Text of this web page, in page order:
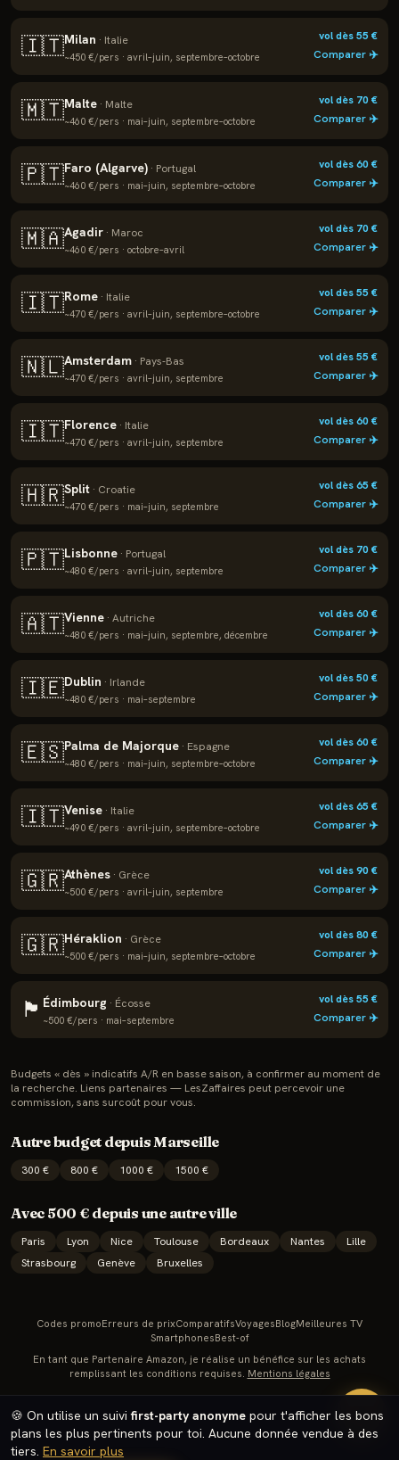
🇮🇹Milan · Italie
~450 €/pers · avril–juin, septembre–octobre
vol dès55 €
Comparer ✈️
🇲🇹Malte · Malte
~460 €/pers · mai–juin, septembre–octobre
vol dès 70€
Comparer ✈️
🇵🇹Faro (Algarve) · Portugal
~460 €/pers · mai–juin, septembre–octobre
vol dès60€
Comparer ✈️
🇲🇦Agadir · Maroc
~460 €/pers · octobre–avril
vol dès 70€
Comparer ✈️
🇮🇹Rome · Italie
~470 €/pers · avril–juin, septembre–octobre
vol dès55 €
Comparer ✈️
🇳🇱Amsterdam · Pays-Bas
~470 €/pers · avril–juin, septembre
vol dès55 €
Comparer ✈️
🇮🇹Florence · Italie
~470 €/pers · avril–juin, septembre
vol dès60€
Comparer ✈️
🇭🇷Split · Croatie
~470 €/pers · mai–juin, septembre
vol dès65 €
Comparer ✈️
🇵🇹Lisbonne · Portugal
~480 €/pers · avril–juin, septembre
vol dès 70€
Comparer ✈️
🇦🇹Vienne · Autriche
~480 €/pers · mai–juin, septembre, décembre
vol dès60€
Comparer ✈️
🇮🇪Dublin · Irlande
~480 €/pers · mai–septembre
vol dès50€
Comparer ✈️
🇪🇸Palma de Majorque · Espagne
~480 €/pers · mai–juin, septembre–octobre
vol dès60€
Comparer ✈️
🇮🇹Venise · Italie
~490 €/pers · avril–juin, septembre–octobre
vol dès65 €
Comparer ✈️
🇬🇷Athènes · Grèce
~500 €/pers · avril–juin, septembre
vol dès90€
Comparer ✈️
🇬🇷Héraklion · Grèce
~500 €/pers · mai–juin, septembre–octobre
vol dès80€
Comparer ✈️
🏴 Édimbourg · Écosse
~500 €/pers · mai–septembre
vol dès55 €
Comparer ✈️
Budgets « dès » indicatifs A/R en basse saison, à confirmer au moment de
la recherche. Liens partenaires — LesZaffaires peut percevoir une
commission, sans surcoût pour vous.
Autre budget depuisMarseille
300 € 800 € 1000 € 1500 €
Avec 500 € depuis une autre ville
Paris Lyon Nice Toulouse Bordeaux Nantes
Lille
Strasbourg
Genève Bruxelles
🔥
🍪 On utilise un suivifirst-party anonyme pour t'afficher les bons
plans les plus pertinents pour toi. Aucune donnée vendue à des
tiers. En savoir plus
Codes promoErreurs de prixComparatifsVoyagesBlogMeilleures TV
SmartphonesBest-of
En tant que Partenaire Amazon, je réalise un bénéfice sur les achats
remplissant les conditions requises. Mentions légales